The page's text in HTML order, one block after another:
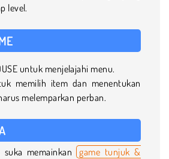
level.
untuk menjelajahi menu.
memilih item dan menentukan
melemparkan perban.
suka memainkan game tunjuk &